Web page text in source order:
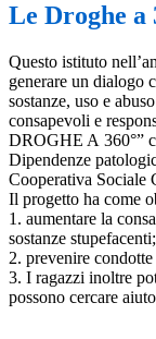
Le Droghe a
Questo istituto
generare un dialogo
sostanze, uso e
consapevoli e
DROGHE A 360°”
Dipendenze
Cooperativa Sociale
Il progetto ha come
1. aumentare la
sostanze stupefacenti;
2. prevenire
3. I ragazzi inoltre
possono cercare